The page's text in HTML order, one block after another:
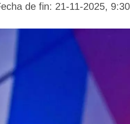
de fin: 21-11-2025,